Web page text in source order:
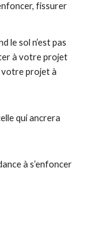
fissurer
le sol n’est pas
à votre projet
projet à
qui ancrera
à s’enfoncer